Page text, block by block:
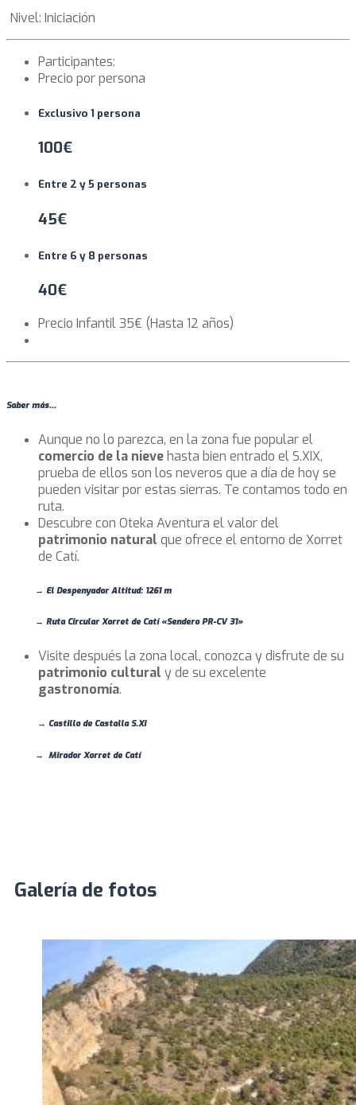
Nivel: Iniciación
Participantes:
Precio por persona
Exclusivo 1 persona
100€
Entre 2 y 5 personas
45€
Entre 6 y 8 personas
40€
Precio Infantil 35€ (Hasta 12 años)
Saber más...
Aunque no lo parezca, en la zona fue popular el
comercio de la nievehasta bien entrado el S.XIX,
prueba de ellos son los neveros que a día de hoy se
pueden visitar por estas sierras. Te contamos todo en
ruta.
Descubre con Oteka Aventura el valor del
patrimonio natural que ofrece el entorno de Xorret
de Catí.
→ El Despenyador Altitud: 1261 m
→ Ruta Circular Xorret de Catí«Sendero PR-CV 31»
Visite después la zona local, conozca y disfrute de su
patrimonio cultural y de su excelente
gastronomía.
→ Castillo de Castalla S.XI
→ Mirador Xorret de Catí
Galería de fotos